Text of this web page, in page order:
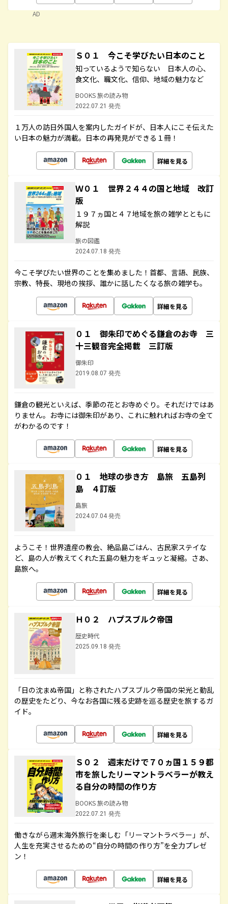
AD
Ｓ０１ 今こそ学びたい日本のこと
知っているようで知らない 日本人の心、
食文化、職文化、信仰、地域の魅力など
BOOKS 旅の読み物
2022.07.21 発売
１万人の訪日外国人を案内したガイドが、日本人にこそ伝えた
い日本の魅力が満載。日本の再発見ができる１冊！
詳細を見る
Ｗ０１ 世界２４４の国と地域 改訂
版
１９７ヵ国と４７地域を旅の雑学とともに
解説
旅の図鑑
2024.07.18 発売
今こそ学びたい世界のことを集めました！首都、言語、民族、
宗教、特長、現地の挨拶、誰かに話したくなる旅の雑学も。
詳細を見る
０１ 御朱印でめぐる鎌倉のお寺 三
十三観音完全掲載 三訂版
御朱印
2019.08.07 発売
鎌倉の観光といえば、季節の花とお寺めぐり。それだけではあ
りません。お寺には御朱印があり、これに触れればお寺の全て
がわかるのです！
詳細を見る
０１ 地球の歩き方 島旅 五島列
島 ４訂版
島旅
2024.07.04 発売
ようこそ！世界遺産の教会、絶品島ごはん、古民家ステイな
ど、島の人が教えてくれた五島の魅力をギュッと凝縮。さあ、
島旅へ。
詳細を見る
Ｈ０２ ハプスブルク帝国
歴史時代
2025.09.18 発売
「日の沈まぬ帝国」と称されたハプスブルク帝国の栄光と動乱
の歴史をたどり、今なお各国に残る史跡を巡る歴史を旅するガ
イド。
詳細を見る
Ｓ０２ 週末だけで７０ヵ国１５９都
市を旅したリーマントラベラーが教え
る自分の時間の作り方
BOOKS 旅の読み物
2022.07.21 発売
働きながら週末海外旅行を楽しむ「リーマントラベラー」が、
人生を充実させるための“自分の時間の作り方”を全力プレゼ
ン！
詳細を見る